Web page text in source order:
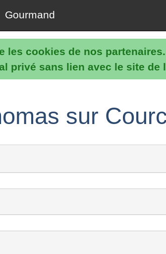
les cookies de nos partenaires.
privé sans lien avec le site de
Gourmand
sur